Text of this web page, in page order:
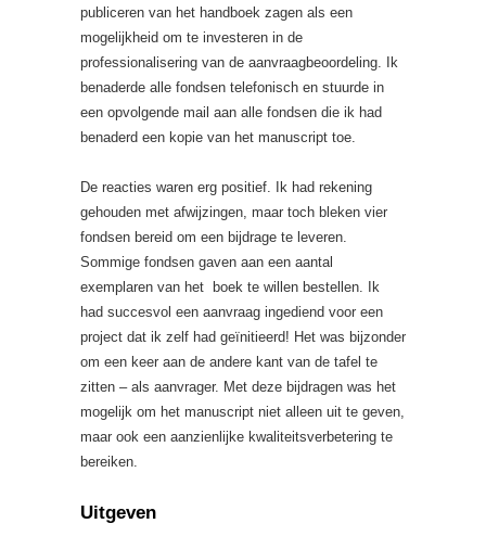
publiceren van het handboek zagen als een
mogelijkheid om te investeren in de
professionalisering van de aanvraagbeoordeling. Ik
benaderde alle fondsen telefonisch en stuurde in
een opvolgende mail aan alle fondsen die ik had
benaderd een kopie van het manuscript toe.
De reacties waren erg positief. Ik had rekening
gehouden met afwijzingen, maar toch bleken vier
fondsen bereid om een bijdrage te leveren.
Sommige fondsen gaven aan een aantal
exemplaren van het boek te willen bestellen. Ik
had succesvol een aanvraag ingediend voor een
project dat ik zelf had geïnitieerd! Het was bijzonder
om een keer aan de andere kant van de tafel te
zitten – als aanvrager. Met deze bijdragen was het
mogelijk om het manuscript niet alleen uit te geven,
maar ook een aanzienlijke kwaliteitsverbetering te
bereiken.
Uitgeven